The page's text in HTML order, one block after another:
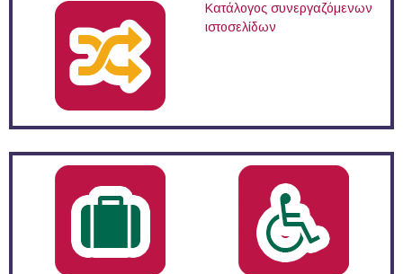
Κατάλογος συνεργαζόμενων
ιστοσελίδων